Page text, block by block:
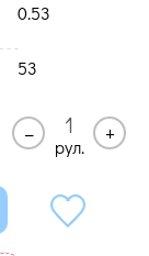
0.53
53
–
рул.
+